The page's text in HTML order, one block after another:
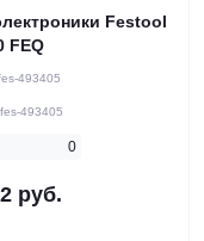
Festool
FEQ
493405
fes-493405
0
руб.